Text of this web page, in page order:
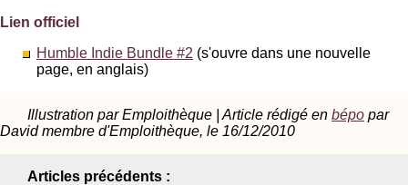
Lien officiel
Humble Indie Bundle #2 (s'ouvre dans une nouvelle
page, en anglais)
Illustration par Emploithèque | Article rédigé en bépo par
David membre d'Emploithèque, le 16/12/2010
Articles précédents :